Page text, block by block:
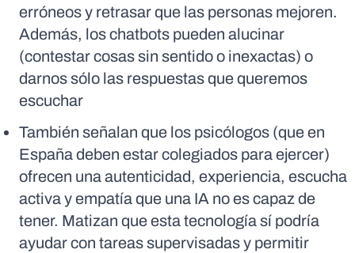
erróneos y retrasar que las personas mejoren.
Además, los chatbots pueden alucinar
(contestar cosas sin sentido o inexactas) o
darnos sólo las respuestas que queremos
escuchar
También señalan que los psicólogos (que en
España deben estar colegiados para ejercer)
ofrecen una autenticidad, experiencia, escucha
activa y empatía que una IA no es capaz de
tener. Matizan que esta tecnología sí podría
ayudar con tareas supervisadas y permitir